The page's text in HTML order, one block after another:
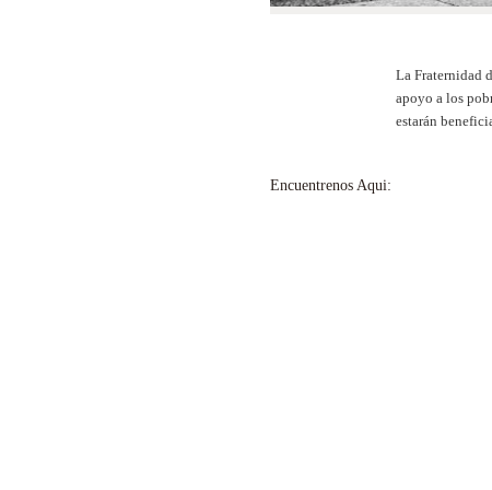
La Fraternidad
apoyo a los
estarán
Encuentrenos Aqui: